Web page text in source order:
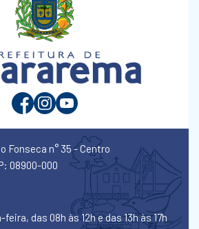
Fonseca n° 35 - Centro
08900-000
das 08h às 12h e das 13h às 17h